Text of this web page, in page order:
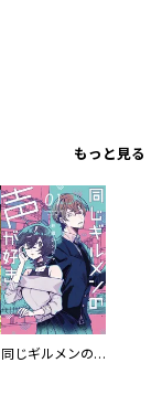
もっと見る
同じギルメンの声が好き